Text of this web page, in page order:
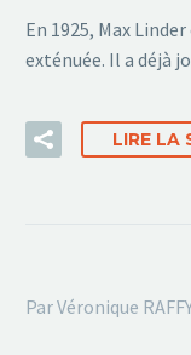
En 1925, Max
exténuée. Il a déjà
LIRE LA
Par Véronique